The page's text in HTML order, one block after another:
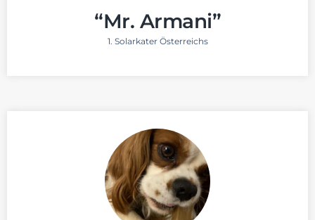
“Mr. Armani”
1. Solarkater Österreichs